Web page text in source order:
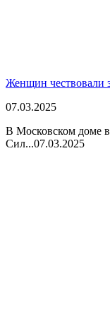
Женщин чествовали
07.03.2025
В Московском доме
Сил...07.03.2025